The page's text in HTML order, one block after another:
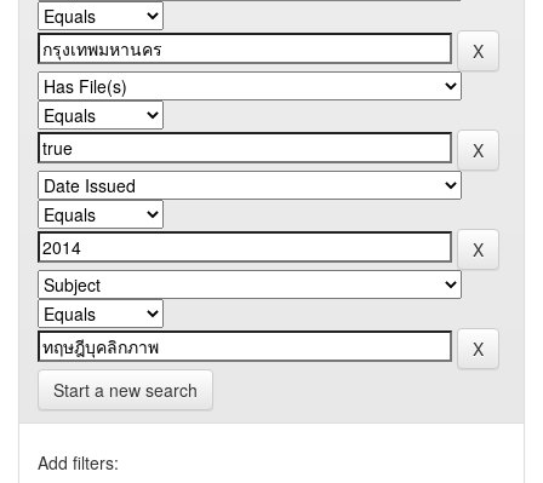
Start a new search
Add filters: